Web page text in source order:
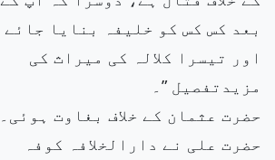
بعد کس کس کو خلیفہ بنایا جائے
اور تیسرا کلالہ کی میراث کی
مزیدتفصیل ”۔
حضرت عثمان کے خلاف بغاوت ہوئی۔
حضرت علی نے دارالخلافہ کوفہ